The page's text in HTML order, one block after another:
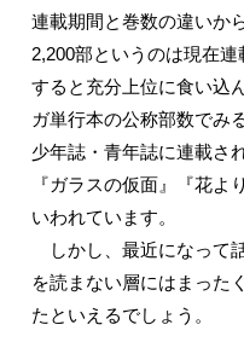
連載期間と巻数の違いか
2,200部というのは現在
すると充分上位に食い込
ガ単行本の公称部数でみ
少年誌・青年誌に連載さ
『ガラスの仮面』『花よ
いわれています。
しかし、最近になって
を読まない層にはまった
たといえるでしょう。